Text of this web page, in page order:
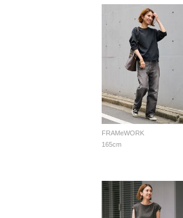
FRAMeWORK
165cm